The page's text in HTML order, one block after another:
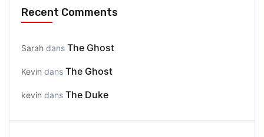
Recent Comments
Sarah dans The Ghost
Kevin dans The Ghost
kevin dans The Duke